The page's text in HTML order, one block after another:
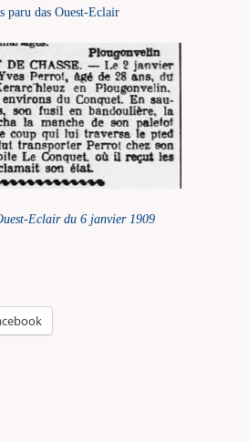
paru das Ouest-Eclair
Eclair du 6 janvier 1909